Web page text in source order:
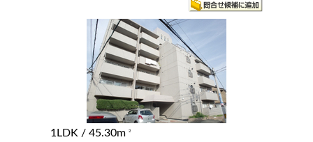
1LDK / 45.30m 2